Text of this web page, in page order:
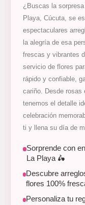
¿Buscas la
Playa, Cúcuta, se
espectaculares
la alegría de esa
frescas y vibrantes
servicio de flores
rápido y confiable,
cariño. Desde rosas
tenemos el detalle
celebración
ti y llena su día de
Sorprende con
La Playa 🛵
Descubre
flores 100%
Personaliza tu